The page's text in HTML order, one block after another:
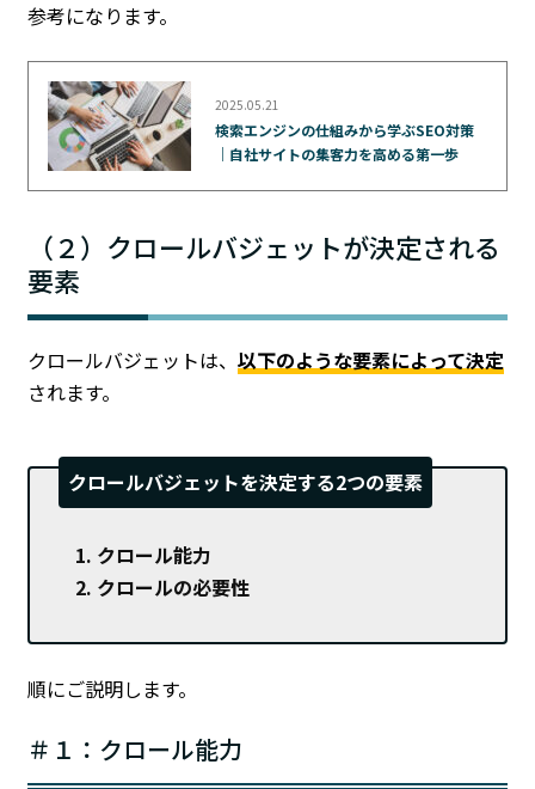
参考になります。
2025.05.21
検索エンジンの仕組みから学ぶSEO対策
｜自社サイトの集客力を高める第一歩
（２）クロールバジェットが決定される
要素
クロールバジェットは、 以下のような要素によって決定
されます。
クロールバジェットを決定する2つの要素
クロール能力
クロールの必要性
順にご説明します。
＃１：クロール能力